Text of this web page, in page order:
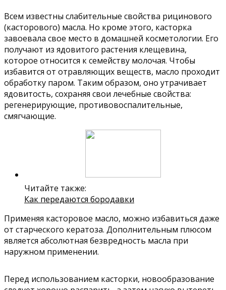
Всем известны слабительные свойства рицинового
(касторового) масла. Но кроме этого, касторка
завоевала свое место в домашней косметологии. Его
получают из ядовитого растения клещевина,
которое относится к семейству молочая. Чтобы
избавится от отравляющих веществ, масло проходит
обработку паром. Таким образом, оно утрачивает
ядовитость, сохраняя свои лечебные свойства:
регенерирующие, противовоспалительные,
смягчающие.
Читайте также:
Как передаются бородавки
Применяя касторовое масло, можно избавиться даже
от старческого кератоза. Дополнительным плюсом
является абсолютная безвредность масла при
наружном применении.
Перед использованием касторки, новообразование